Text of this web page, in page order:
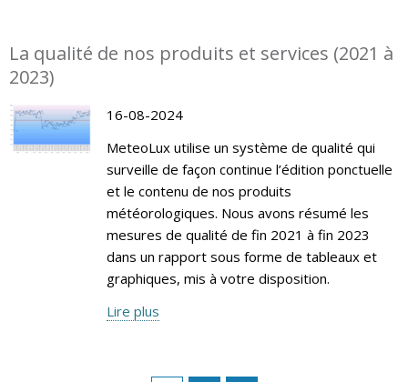
La qualité de nos produits et services (2021 à
2023)
16-08-2024
MeteoLux utilise un système de qualité qui
surveille de façon continue l’édition ponctuelle
et le contenu de nos produits
météorologiques. Nous avons résumé les
mesures de qualité de fin 2021 à fin 2023
dans un rapport sous forme de tableaux et
graphiques, mis à votre disposition.
Lire plus